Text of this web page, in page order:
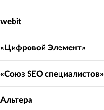
webit
«Цифровой Элемент»
«Союз SEO специалистов»
Альтера